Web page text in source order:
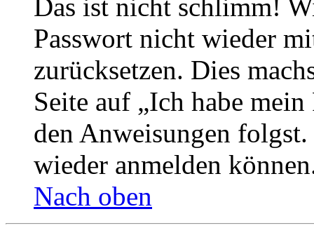
Das ist nicht schlimm!
Passwort nicht wieder
zurücksetzen. Dies
Seite auf „Ich habe
den Anweisungen
wieder anmelden
Nach oben